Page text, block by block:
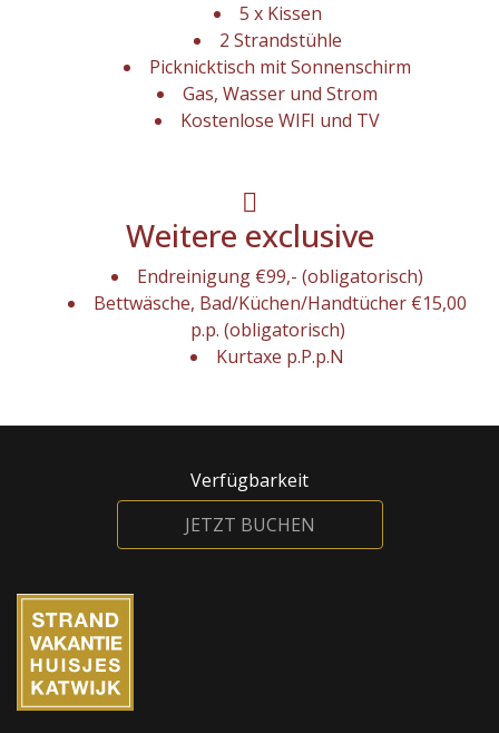
5 x Kissen
2 Strandstühle
Picknicktisch mit Sonnenschirm
Gas, Wasser und Strom
Kostenlose WIFI und TV
Weitere exclusive
Endreinigung €99,- (obligatorisch)
Bettwäsche, Bad/Küchen/Handtücher €15,00
p.p. (obligatorisch)
Kurtaxe p.P.p.N
Verfügbarkeit
JETZT BUCHEN